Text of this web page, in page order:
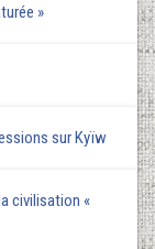
»
sur Kyїw
civilisation «